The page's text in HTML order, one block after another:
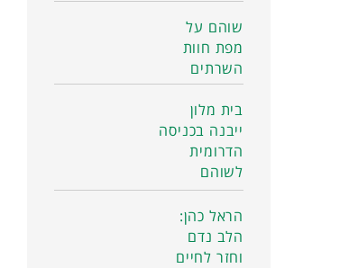
שוהם על
מפת חוות
השרתים
בית מלון
ייבנה בכניסה
הדרומית
לשוהם
הראל כהן:
הלב נדם
וחזר לחיים